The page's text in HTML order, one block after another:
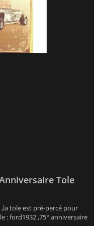
Tole
tole est pré-percé pour
: ford1932 ,75° anniversaire